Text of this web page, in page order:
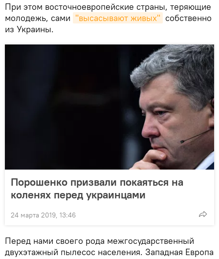
При этом восточноевропейские страны, теряющие
молодежь, сами "высасывают живых" собственно
из Украины.
Порошенко призвали покаяться на
коленях перед украинцами
24 марта 2019, 13:46
Перед нами своего рода межгосударственный
двухэтажный пылесос населения. Западная Европа